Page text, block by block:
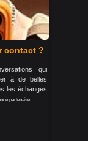
contact ?
qui
à de belles
les échanges
partenaire